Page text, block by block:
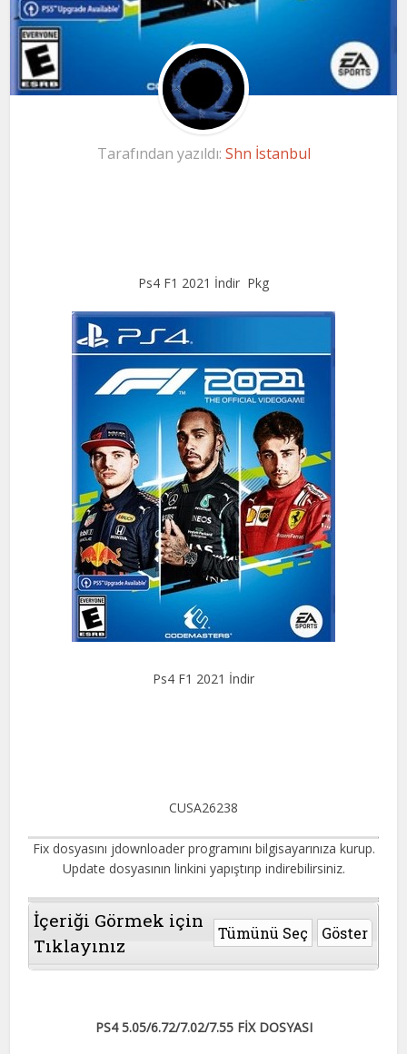
Tarafından yazıldı: Shn İstanbul
Ps4 F1 2021 İndir Pkg
Ps4 F1 2021 İndir
CUSA26238
Fix dosyasını jdownloader programını bilgisayarınıza kurup.
Update dosyasının linkini yapıştırıp indirebilirsiniz.
İçeriği Görmek için
Tıklayınız
Tümünü Seç Göster
PS4 5.05/6.72/7.02/7.55 FİX DOSYASI